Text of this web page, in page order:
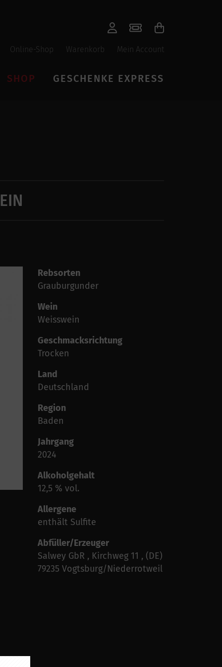
Online-Shop Warenkorb Mein Account
SHOP GESCHENKE EXPRESS
Rebsorten
Grauburgunder
Wein
Weisswein
Geschmacksrichtung
Trocken
Land
Deutschland
Region
Baden
Jahrgang
2024
Alkoholgehalt
12,5 % vol.
Allergene
enthält Sulfite
Abfüller/Erzeuger
Salwey GbR , Kirchweg 11 , (DE)
79235 Vogtsburg/Niederrotweil